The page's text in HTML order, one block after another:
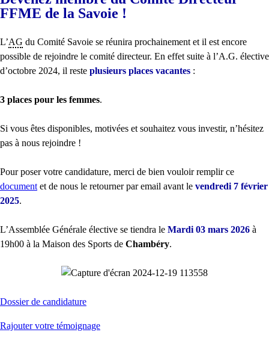
FFME de la Savoie !
L’AG du Comité Savoie se réunira prochainement et il est encore
possible de rejoindre le comité directeur. En effet suite à l’A.G. élective
d’octobre 2024, il reste plusieurs places vacantes :
3 places pour les femmes.
Si vous êtes disponibles, motivées et souhaitez vous investir, n’hésitez
pas à nous rejoindre !
Pour poser votre candidature, merci de bien vouloir remplir ce
document et de nous le retourner par email avant le vendredi 7 février
2025.
L’Assemblée Générale élective se tiendra le Mardi 03 mars 2026 à
19h00 à la Maison des Sports de Chambéry.
Dossier de candidature
Rajouter votre témoignage